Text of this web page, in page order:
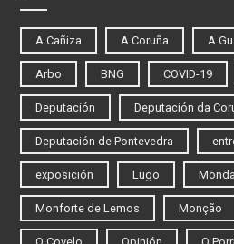
A Cañiza A Coruña A
Arbo BNG COVID-19
Deputación Deputación da
Deputación de Pontevedra
exposición Lugo
Monforte de Lemos Monção